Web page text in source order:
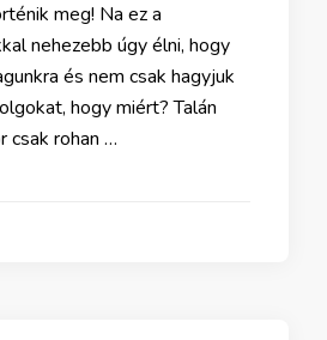
meg! Na ez a
nehezebb úgy élni, hogy
és nem csak hagyjuk
hogy miért? Talán
csak rohan …